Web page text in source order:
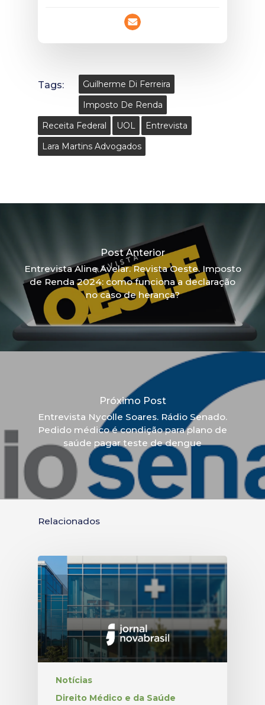
Tags:
Guilherme Di Ferreira
Imposto De Renda
Receita Federal
UOL
Entrevista
Lara Martins Advogados
Post Anterior
Entrevista Aline Avelar. Revista Oeste. Imposto
de Renda 2024: como funciona a declaração
no caso de herança?
Próximo Post
Entrevista Nycolle Soares. Rádio Senado.
Pedido médico é condição para plano de
saúde pagar teste de dengue
Relacionados
Notícias
Direito Médico e da Saúde